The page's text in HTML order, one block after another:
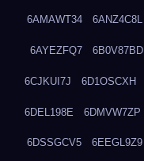
6AMAWT34 6ANZ4C8L
6AYEZFQ7 6B0V87BD
6CJKUI7J 6D1OSCXH
6DEL198E 6DMVW7ZP
6DSSGCV5 6EEGL9Z9